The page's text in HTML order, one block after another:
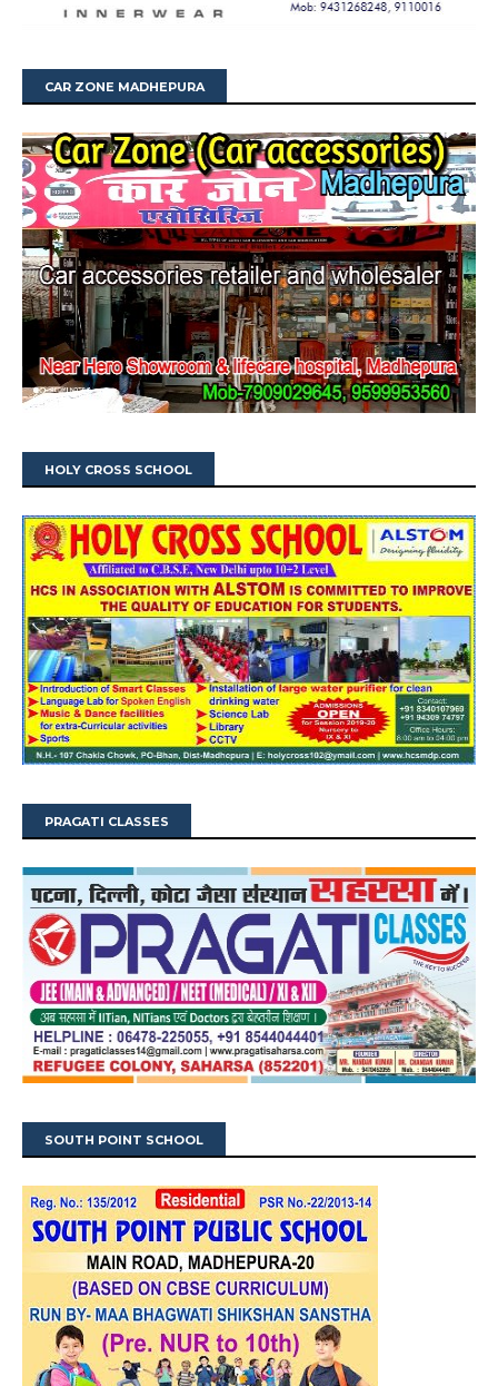
CAR ZONE MADHEPURA
HOLY CROSS SCHOOL
PRAGATI CLASSES
SOUTH POINT SCHOOL